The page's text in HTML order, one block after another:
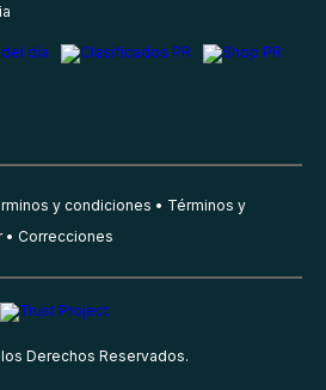
y condiciones
Términos y
Correcciones
Derechos Reservados.